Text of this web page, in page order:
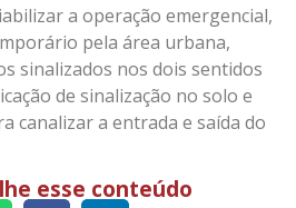
a operação emergencial,
pela área urbana,
sinalizados nos dois sentidos
de sinalização no solo e
canalizar a entrada e saída do
esse conteúdo